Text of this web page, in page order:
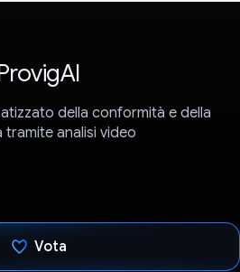
della conformità e della
tramite analisi video
Vota